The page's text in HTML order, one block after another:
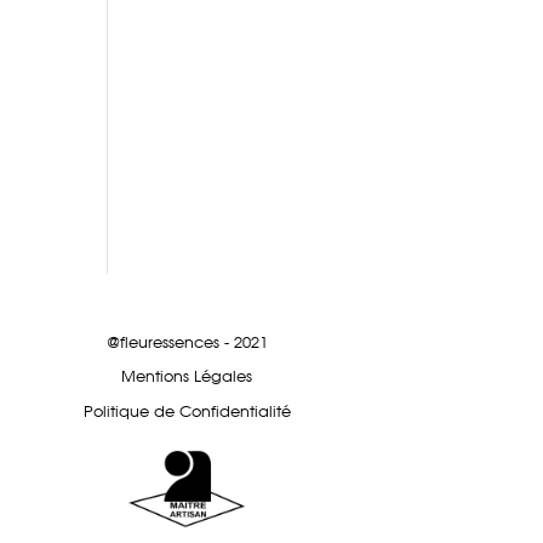
@fleuressences - 2021
Mentions Légales
Politique de Confidentialité